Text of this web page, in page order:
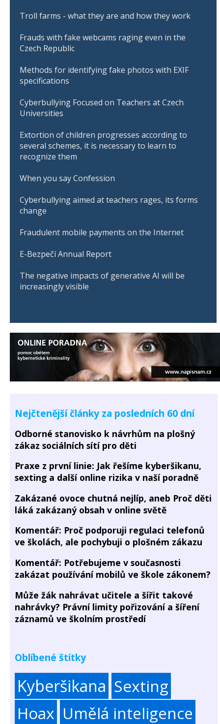
Troll farms - what they are and how they work
Frauds with fake webcams raging even in the
Czech Republic
Methods for identifying fake photos with EXIF
specifications
Cyberbullying Focused on Teachers at Czech
Universities
Extortion of children progresses according to
several schemes, it is necessary to learn to
recognize them
When you say Confession
Cyberbullying aimed at teachers rages, its forms
change
Fraudulent mobile payments on the Internet
E-Bezpečí Annual Report
The negative impacts of generative AI will be
increasingly visible
Nejčtenější články za posledních 60 dní
Odborné stanovisko k návrhům na plošný
zákaz sociálních sítí pro děti
Praxe z první linie: Jak řešíme kyberšikanu,
sexting a další online rizika v naší poradně
Zakázané ovoce chutná nejlíp, aneb Proč děti
láká zakázaný obsah v online světě
Komentář: Proč podporuji regulaci telefonů
ve školách, ale pochybuji o plošném zákazu
Komentář: Potřebujeme v současnosti
zakázat používání mobilů ve škole zákonem?
Může žák nahrávat učitele a šířit takové
nahrávky? Právní limity pořizování a šíření
záznamů ve školním prostředí
Oblíbené štítky
Kyberšikana Sexting
Hoax Umělá inteligence